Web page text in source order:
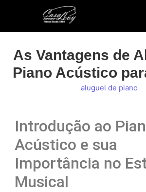
As Vantagens de
Piano Acústico
aluguel de piano
Introdução ao
Acústico e sua
Importância no
Musical